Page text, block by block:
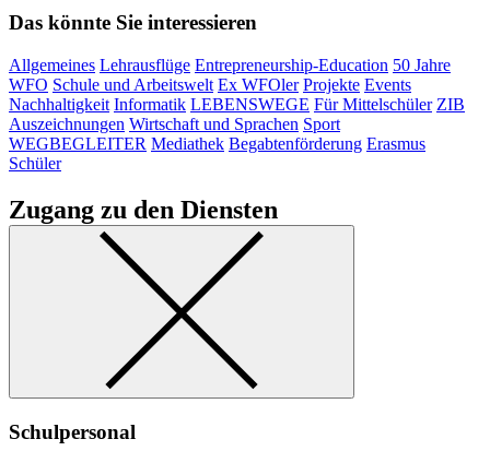
Das könnte Sie interessieren
Allgemeines Lehrausflüge Entrepreneurship-Education 50 Jahre
WFO Schule und Arbeitswelt Ex WFOler Projekte Events
Nachhaltigkeit Informatik LEBENSWEGE Für Mittelschüler ZIB
Auszeichnungen Wirtschaft und Sprachen Sport
WEGBEGLEITER Mediathek Begabtenförderung Erasmus
Schüler
Zugang zu den Diensten
Schulpersonal